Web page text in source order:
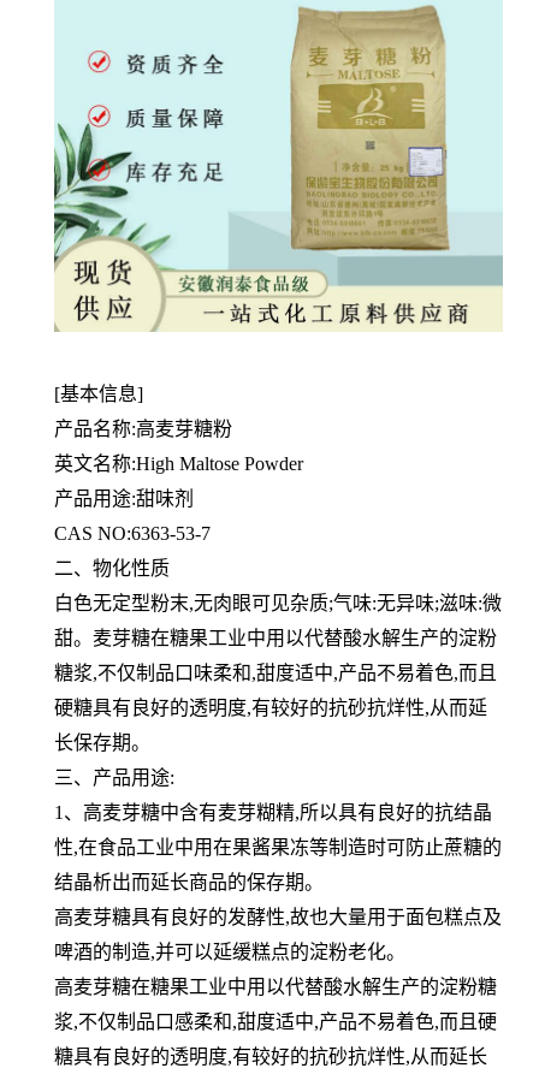
[基本信息]
产品名称:高麦芽糖粉
英文名称:High Maltose Powder
产品用途:甜味剂
CAS NO:6363-53-7
二、物化性质
白色无定型粉末,无肉眼可见杂质;气味:无异味;滋味:微
甜。麦芽糖在糖果工业中用以代替酸水解生产的淀粉
糖浆,不仅制 品口味柔和,甜度适中,产品不易着色,而且
硬糖具有良好的透明度,有较好的抗砂抗烊性,从而延
长保存期。
三、产品用途:
1、高麦芽糖中含有麦芽糊精,所以具有良好的抗结晶
性,在食品工业中用在果酱果冻等制造时可防止蔗糖的
结晶析出而延长商品的保存期。
高麦芽糖具有良好的发酵性,故也大量用于面包糕点及
啤酒的制造,并可以延缓糕点的淀粉老化。
高麦芽糖在糖果工业中用以代替酸水解生产的淀粉糖
浆,不仅制品口感柔和,甜度适中,产品不易着色,而且硬
糖具有良好的透明度,有较好的抗砂抗烊性,从而延长